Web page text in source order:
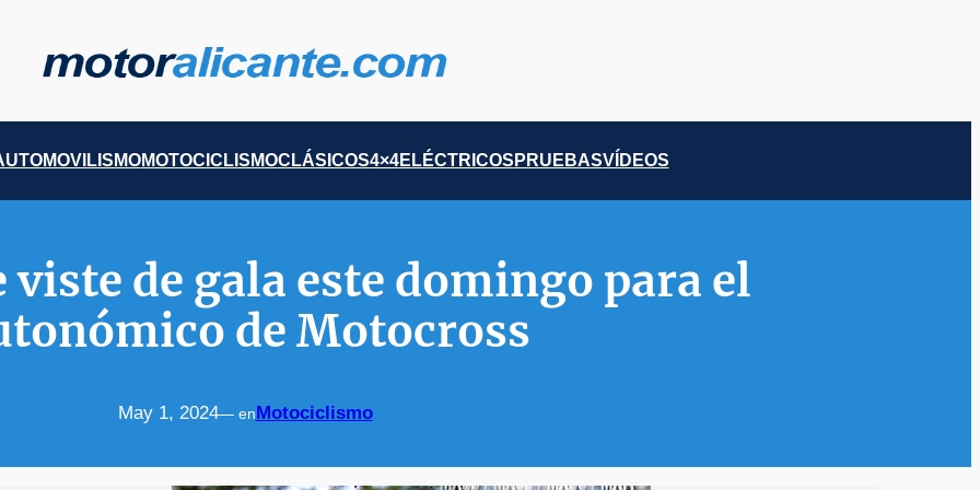
MOTOCICLISMOCLÁSICOS4×4ELÉCTRICOS PRUEBASVÍDEOS
viste de gala este domingo para el
de Motocross
May 1, 2024— enMotociclismo